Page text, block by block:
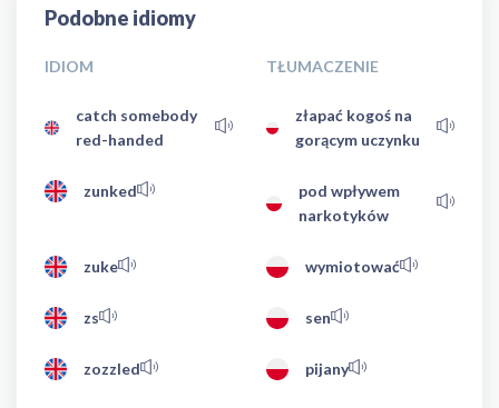
Podobne idiomy
IDIOM TŁUMACZENIE
catch somebody
red-handed
złapać kogoś na
gorącym uczynku
zunked
pod wpływem
narkotyków
zuke wymiotować
zs sen
zozzled pijany